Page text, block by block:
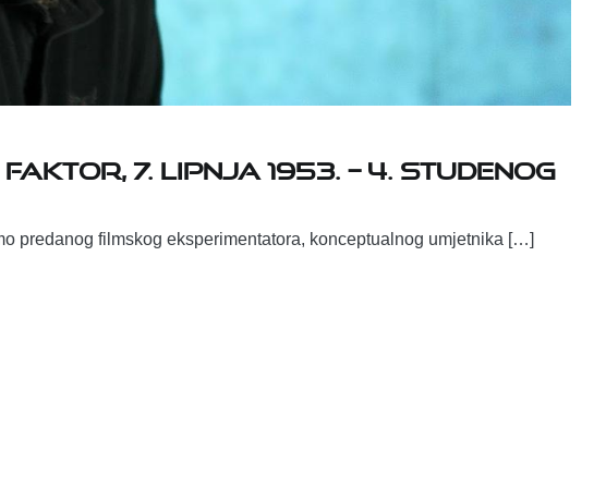
7. lipnja 1953. – 4. studenog
predanog filmskog eksperimentatora, konceptualnog umjetnika […]